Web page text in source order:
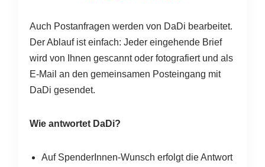
Auch Postanfragen werden von DaDi bearbeitet.
Der Ablauf ist einfach: Jeder eingehende Brief
wird von Ihnen gescannt oder fotografiert und als
E-Mail an den gemeinsamen Posteingang mit
DaDi gesendet.
Wie antwortet DaDi?
Auf SpenderInnen-Wunsch erfolgt die Antwort